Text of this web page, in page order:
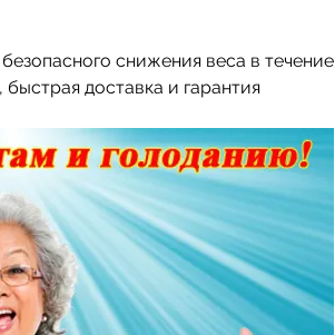
снижения веса в течение
доставка и гарантия